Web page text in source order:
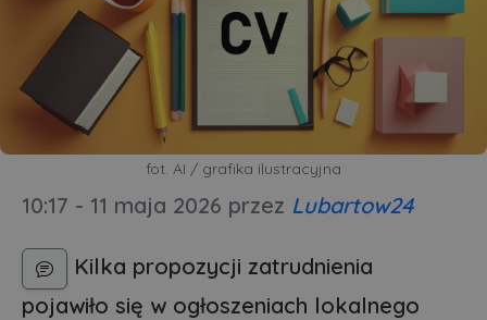
fot. AI / grafika ilustracyjna
10:17 - 11 maja 2026 przez Lubartow24
Kilka propozycji zatrudnienia
pojawiło się w ogłoszeniach lokalnego